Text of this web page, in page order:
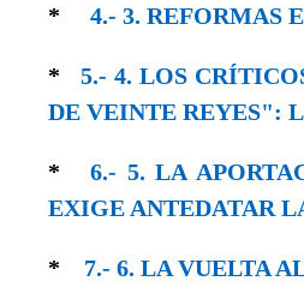
* 4.- 3. REFORMAS
*5.- 4. LOS
DE VEINTE REYES":
*6.- 5. LA
EXIGE ANTEDATAR
* 7.- 6. LA VUELTA